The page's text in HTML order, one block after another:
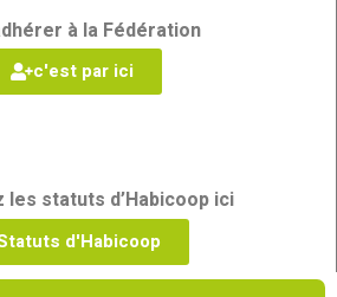
à la Fédération
c'est par ici
les statuts d’Habicoop ici
d'Habicoop